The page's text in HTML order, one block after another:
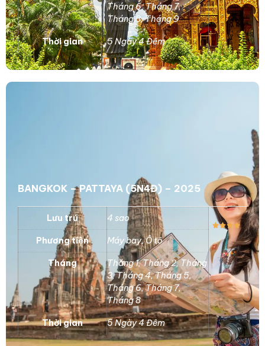
Tháng 6,Tháng 7,
Tháng 8,Tháng 9
Thời gian 5 Ngày 4 Đêm
BANGKOK – PATTAYA (5N4Đ) – 2025
Lưu trú 4 sao
Phương tiện Máy bay,Ô tô
Tháng Tháng 1,Tháng 2,Tháng
3,Tháng 4,Tháng 5,
Tháng 6,Tháng 7,
Tháng 8
Thời gian 5 Ngày 4 Đêm